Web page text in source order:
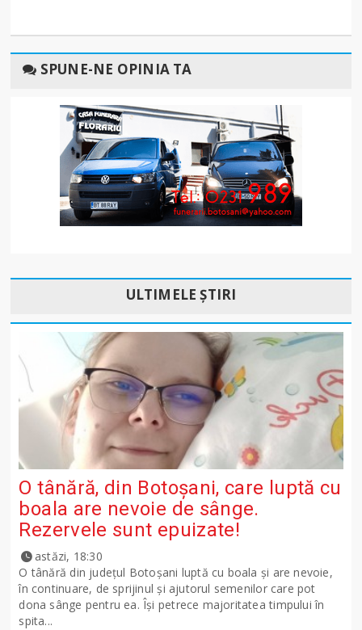
SPUNE-NE OPINIA TA
ULTIMELE ȘTIRI
O tânără, din Botoșani, care luptă cu
boala are nevoie de sânge.
Rezervele sunt epuizate!
astăzi, 18:30
O tânără din județul Botoșani luptă cu boala și are nevoie,
în continuare, de sprijinul și ajutorul semenilor care pot
dona sânge pentru ea. Își petrece majoritatea timpului în
spita...